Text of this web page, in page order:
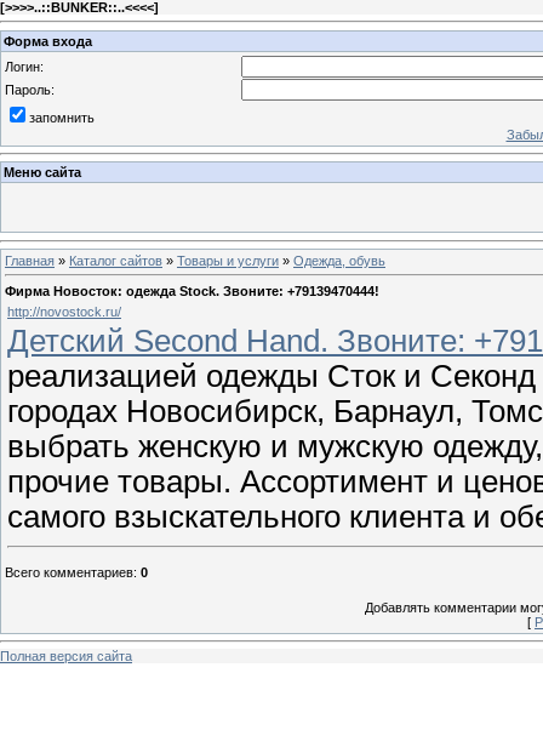
[>>>>..::BUNKER::..<<<<]
Форма входа
Логин:
Пароль:
запомнить
Меню сайта
Главная » Каталог сайтов » Товары и услуги » Одежда, обувь
Фирма Новосток: одежда Stock. Звоните: +79139470444!
http://novostock.ru/
Детский Second Hand. Звоните:
реализацией одежды Сток и
городах Новосибирск, Барнаул,
выбрать женскую и мужскую
прочие товары. Ассортимент и
самого взыскательного клиента и
Всего комментариев: 0
Добавлять комментарии
[
Полная версия сайта